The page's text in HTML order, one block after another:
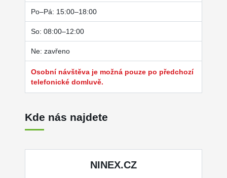
Po–Pá: 15:00–18:00
So: 08:00–12:00
Ne: zavřeno
Osobní návštěva je možná pouze po předchozí
telefonické domluvě.
Kde nás najdete
NINEX.CZ